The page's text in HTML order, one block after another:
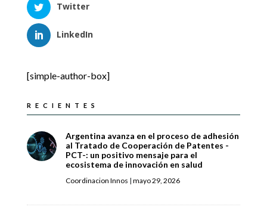
Twitter
LinkedIn
[simple-author-box]
RECIENTES
Argentina avanza en el proceso de adhesión
al Tratado de Cooperación de Patentes -
PCT-: un positivo mensaje para el
ecosistema de innovación en salud
Coordinacion Innos | mayo 29, 2026